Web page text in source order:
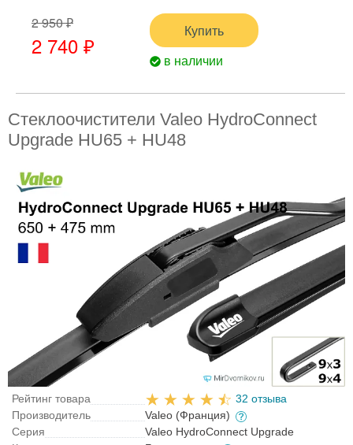
2 950 ₽
2 740 ₽
Купить
в наличии
Стеклоочистители Valeo HydroConnect
Upgrade HU65 + HU48
Рейтинг товара
32 отзыва
Производитель
Valeo (Франция)
Серия
Valeo HydroConnect Upgrade